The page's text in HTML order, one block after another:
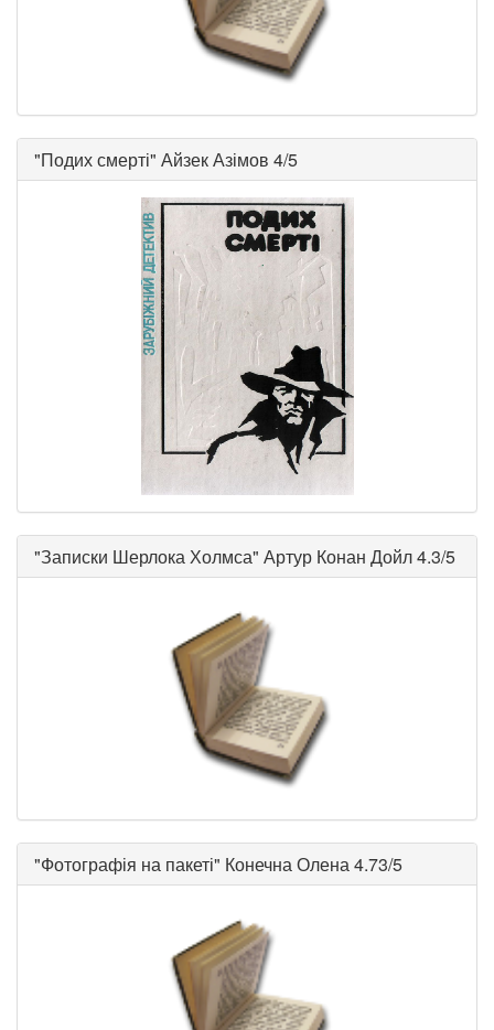
"Подих смерті" Айзек Азімов 4/5
"Записки Шерлока Холмса" Артур Конан Дойл4.3/5
"Фотографія на пакеті" Конечна Олена4.73/5